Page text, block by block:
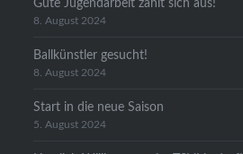
Gute Jugendarbeit zahlt sich aus!
8. August 2024
Ballkünstler gesucht!
8. August 2024
Start in die neue Saison
5. August 2024